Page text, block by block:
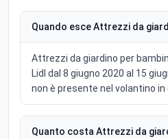
Quando esce Attrezzi da
Attrezzi da giardino per
Lidl dal 8 giugno 2020 al 15
non è presente nel volantino in
Quanto costa Attrezzi da